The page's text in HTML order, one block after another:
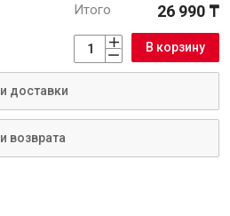
Итого 26 990 ₸
В корзину
доставки
возврата
оборудование